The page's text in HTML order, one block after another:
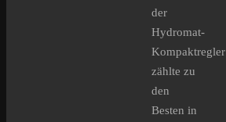
der
Hydromat-
Kompaktregler
zählte zu
den
Besten in